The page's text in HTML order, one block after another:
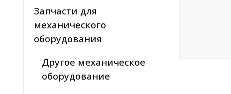
Запчасти для
механического
оборудования
Другое механическое
оборудование